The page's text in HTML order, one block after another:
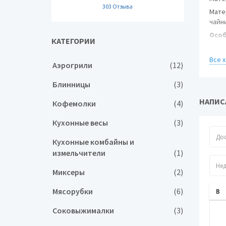
Все
303 Отзыва
КАТЕГОРИИ
Аэрогрили (12)
Блинницы (3)
Кофемолки (4)
Кухонные весы (3)
Кухонные комбайны и
измельчители
(1)
Миксеры (2)
Мясорубки (6)
Соковыжималки (3)